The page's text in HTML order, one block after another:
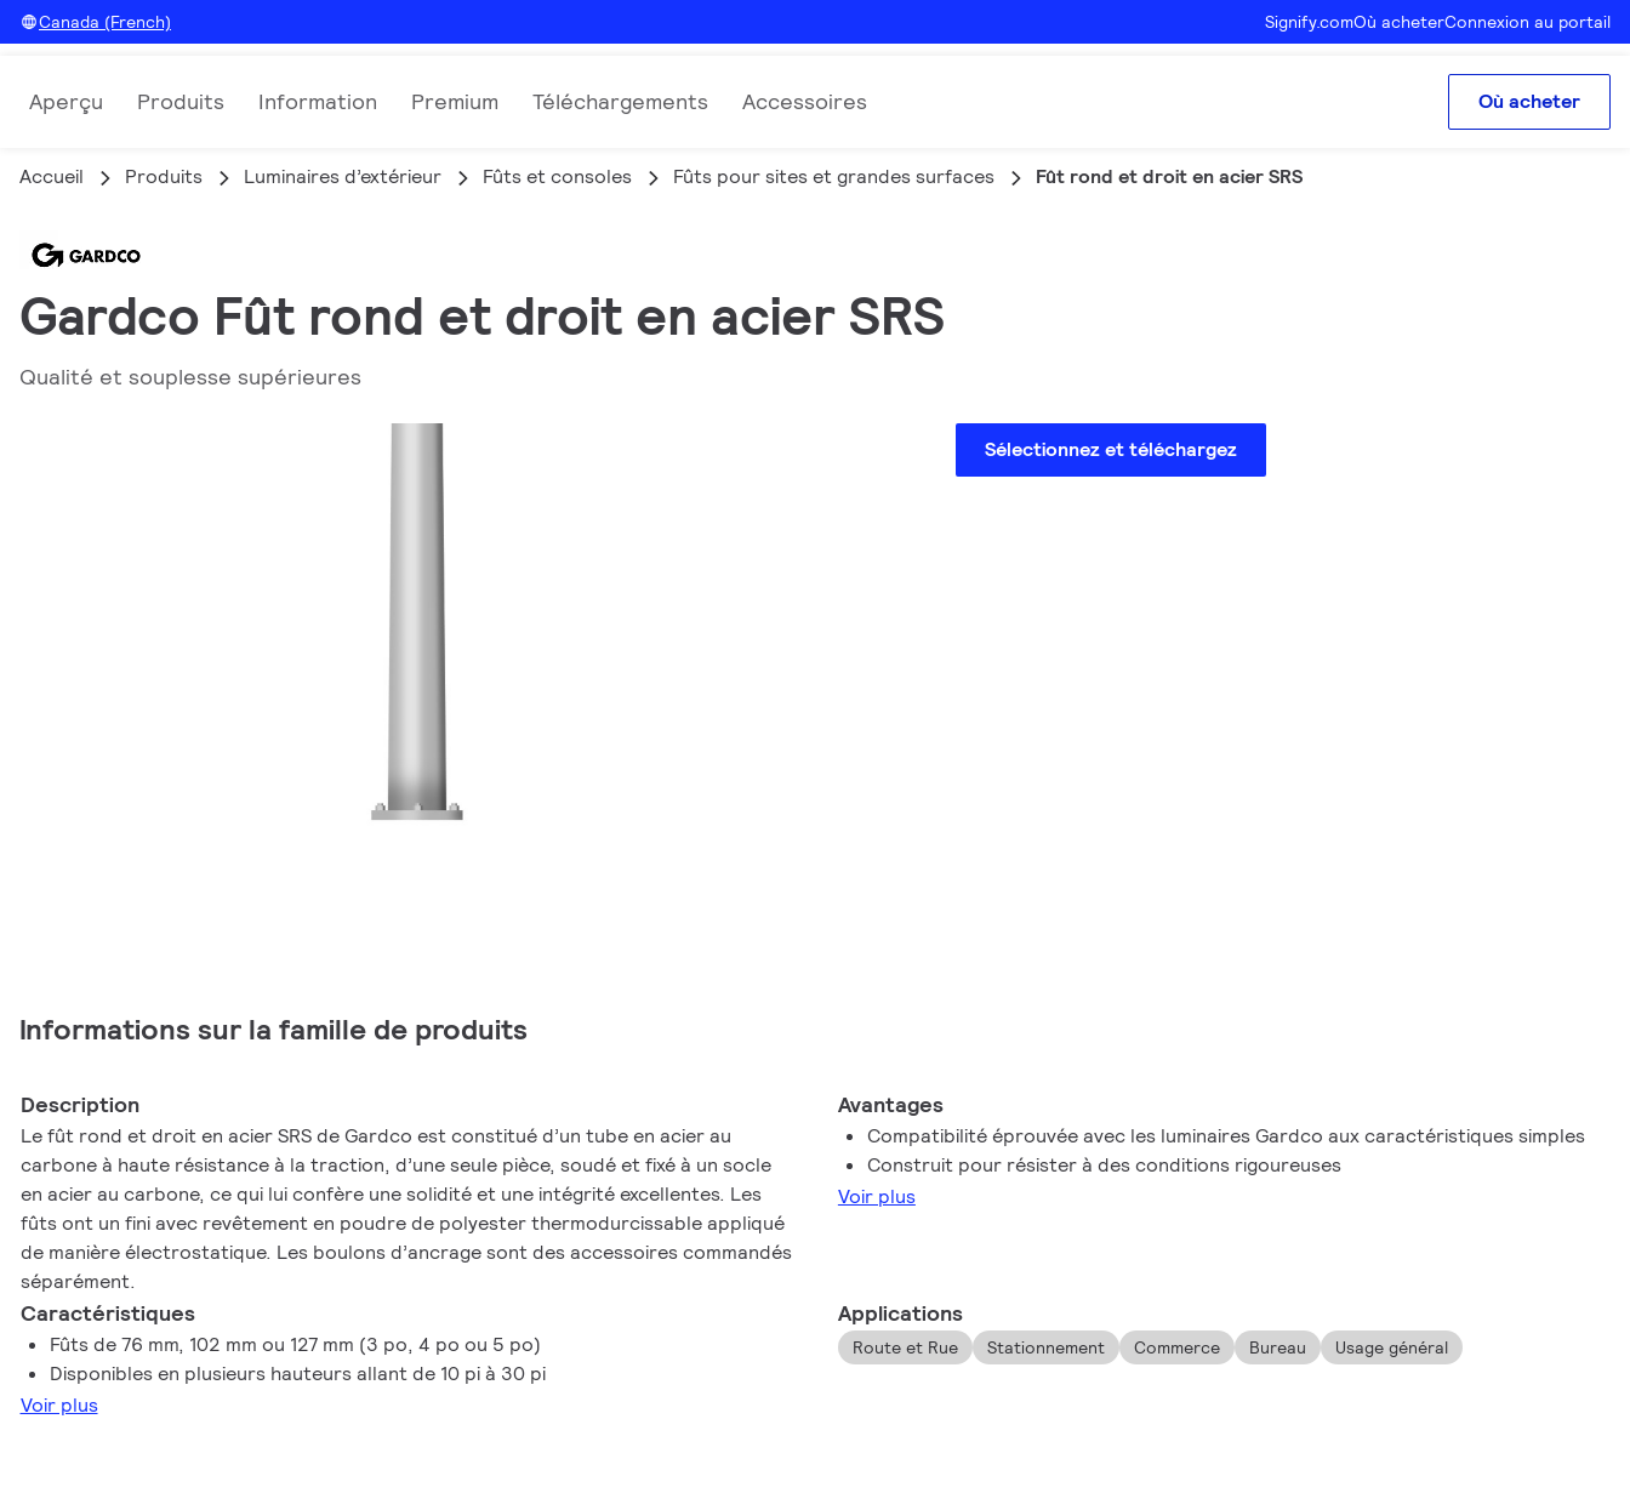
Canada (French) Signify.comOù acheterConnexion au portail
Aperçu Produits Information Premium Téléchargements Accessoires Où acheter
Accueil Produits Luminaires d’extérieur Fûts et consoles Fûts pour sites et grandes surfaces Fût rond et droit en acier SRS
Gardco Fût rond et droit en acier SRS
Qualité et souplesse supérieures
Sélectionnez et téléchargez
Informations sur la famille de produits
Description
Le fût rond et droit en acier SRS de Gardco est constitué d’un tube en acier au
carbone à haute résistance à la traction, d’une seule pièce, soudé et fixé à un socle
en acier au carbone, ce qui lui confère une solidité et une intégrité excellentes. Les
fûts ont un fini avec revêtement en poudre de polyester thermodurcissable appliqué
de manière électrostatique. Les boulons d’ancrage sont des accessoires commandés
séparément.
Avantages
Compatibilité éprouvée avec les luminaires Gardco aux caractéristiques simples
Construit pour résister à des conditions rigoureuses
Voir plus
Caractéristiques
Fûts de 76 mm, 102 mm ou 127 mm (3 po, 4 po ou 5 po)
Disponibles en plusieurs hauteurs allant de 10 pi à 30 pi
Voir plus
Applications
Route et Rue Stationnement Commerce Bureau Usage général